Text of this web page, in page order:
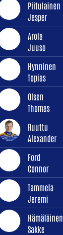
Piitulainen
Jesper
Arola
Juuso
Hynninen
Topias
Olsen
Thomas
Ruuttu
Alexander
Ford
Connor
Tammela
Jeremi
Hämäläinen
Sakke